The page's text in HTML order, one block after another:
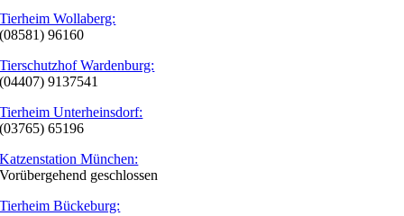
Tierheim Wollaberg:
(08581) 96160
Tierschutzhof Wardenburg:
(04407) 9137541
Tierheim Unterheinsdorf:
(03765) 65196
Katzenstation München:
Vorübergehend geschlossen
Tierheim Bückeburg: